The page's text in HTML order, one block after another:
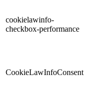
cookielawinfo-
checkbox-performance
CookieLawInfoConsent